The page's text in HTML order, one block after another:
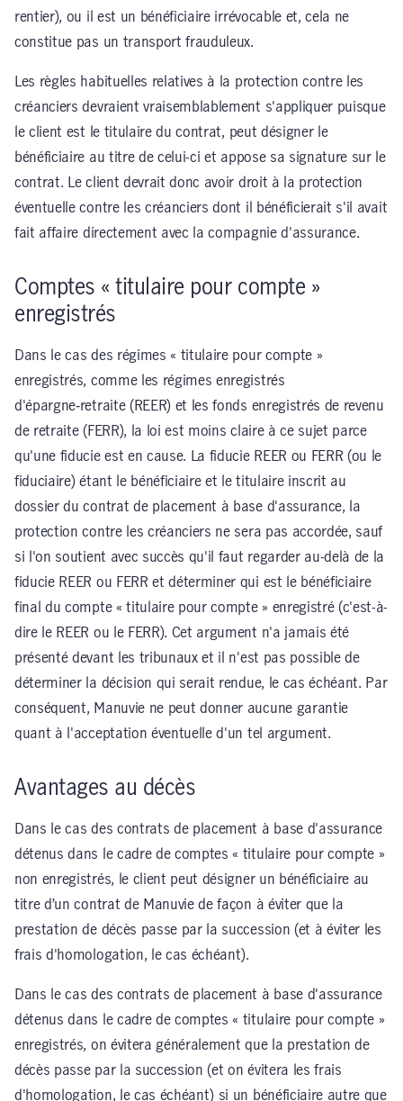
rentier), ou il est un bénéficiaire irrévocable et, cela ne
constitue pas un transport frauduleux.
Les règles habituelles relatives à la protection contre les
créanciers devraient vraisemblablement s'appliquer puisque
le client est le titulaire du contrat, peut désigner le
bénéficiaire au titre de celui-ci et appose sa signature sur le
contrat. Le client devrait donc avoir droit à la protection
éventuelle contre les créanciers dont il bénéficierait s'il avait
fait affaire directement avec la compagnie d'assurance.
Comptes « titulaire pour compte »
enregistrés
Dans le cas des régimes « titulaire pour compte »
enregistrés, comme les régimes enregistrés
d'épargne‑retraite (REER) et les fonds enregistrés de revenu
de retraite (FERR), la loi est moins claire à ce sujet parce
qu'une fiducie est en cause. La fiducie REER ou FERR (ou le
fiduciaire) étant le bénéficiaire et le titulaire inscrit au
dossier du contrat de placement à base d'assurance, la
protection contre les créanciers ne sera pas accordée, sauf
si l'on soutient avec succès qu'il faut regarder au-delà de la
fiducie REER ou FERR et déterminer qui est le bénéficiaire
final du compte « titulaire pour compte » enregistré (c'est-à-
dire le REER ou le FERR). Cet argument n'a jamais été
présenté devant les tribunaux et il n'est pas possible de
déterminer la décision qui serait rendue, le cas échéant. Par
conséquent, Manuvie ne peut donner aucune garantie
quant à l'acceptation éventuelle d'un tel argument.
Avantages au décès
Dans le cas des contrats de placement à base d'assurance
détenus dans le cadre de comptes « titulaire pour compte »
non enregistrés, le client peut désigner un bénéficiaire au
titre d’un contrat de Manuvie de façon à éviter que la
prestation de décès passe par la succession (et à éviter les
frais d'homologation, le cas échéant).
Dans le cas des contrats de placement à base d'assurance
détenus dans le cadre de comptes « titulaire pour compte »
enregistrés, on évitera généralement que la prestation de
décès passe par la succession (et on évitera les frais
d'homologation, le cas échéant) si un bénéficiaire autre que